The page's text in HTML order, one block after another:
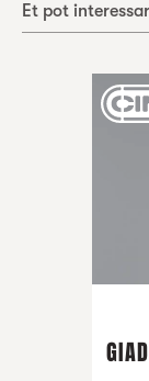
Et pot interessar